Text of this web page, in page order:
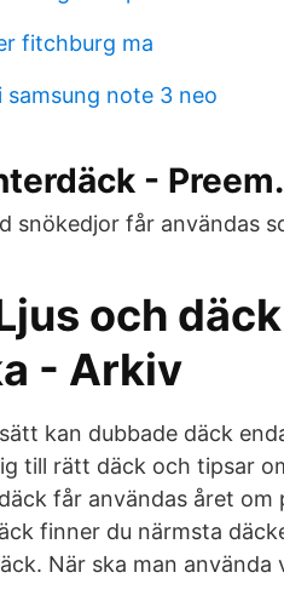
fitchburg ma
samsung note 3 neo
-
snökedjor får användas
och
- Arkiv
kan dubbade däck
till rätt däck och tipsar
får användas året
finner du närmsta
När ska man använda